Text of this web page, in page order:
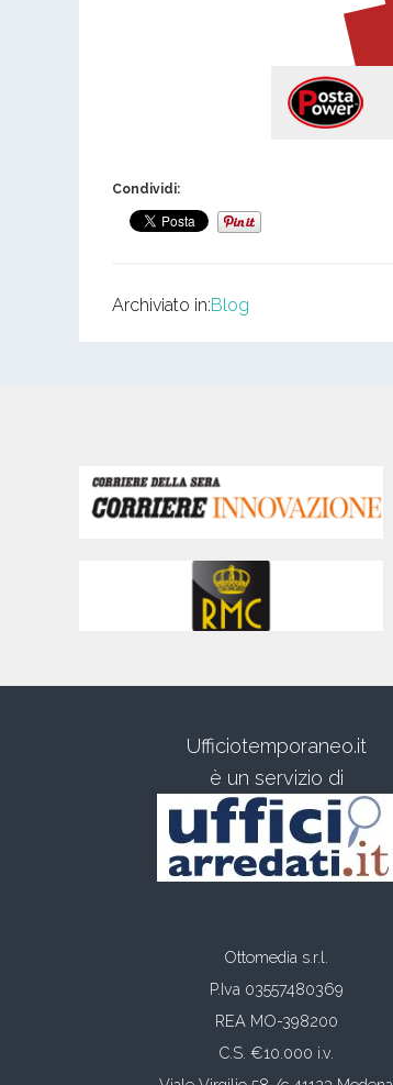
Condividi:
Archiviato in:Blog
Ufficiotemporaneo.it
è un servizio di
Ottomedia s.r.l.
P.Iva 03557480369
REA MO-398200
C.S. €10.000 i.v.